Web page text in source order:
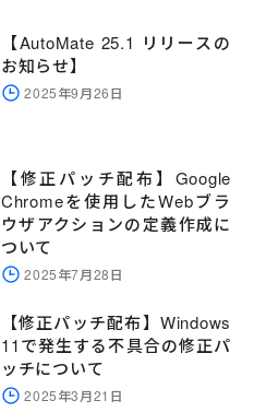
【AutoMate 25.1 リリースの
お知らせ】
2025年9月26日
【修正パッチ配布】Google
Chromeを使用したWebブラ
ウザアクションの定義作成に
ついて
2025年7月28日
【修正パッチ配布】Windows
11で発生する不具合の修正パ
ッチについて
2025年3月21日